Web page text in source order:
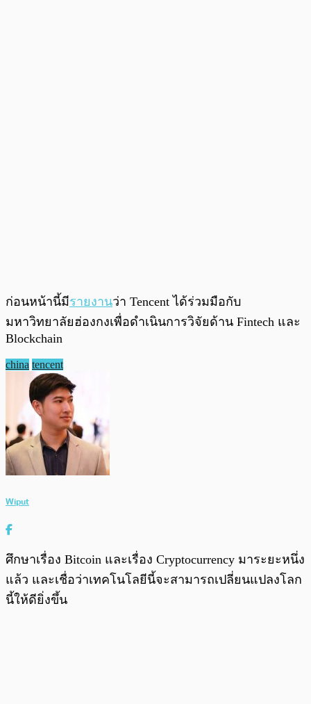
ก่อนหน้านี้มีรายงานว่า Tencent ได้ร่วมมือกับ
มหาวิทยาลัยฮ่องกงเพื่อดำเนินการวิจัยด้าน Fintech และ
Blockchain
china tencent
Wiput
ศึกษาเรื่อง Bitcoin และเรื่อง Cryptocurrency มาระยะหนึ่ง
แล้ว และเชื่อว่าเทคโนโลยีนี้จะสามารถเปลี่ยนแปลงโลก
นี้ให้ดียิ่งขึ้น